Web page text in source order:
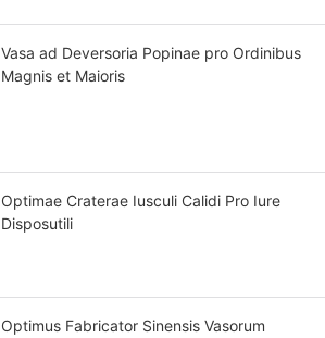
Vasa ad Deversoria Popinae pro Ordinibus
Magnis et Maioris
Optimae Craterae Iusculi Calidi Pro Iure
Disposutili
Optimus Fabricator Sinensis Vasorum